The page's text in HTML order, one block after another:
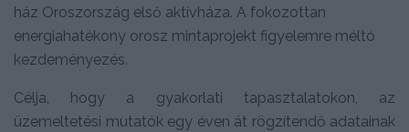
ház Oroszország első aktívháza. A fokozottan
energiahatékony orosz mintaprojekt figyelemre méltó
kezdeményezés.
Célja, hogy a gyakorlati tapasztalatokon, az
üzemeltetési mutatók egy éven át rögzítendő adatainak